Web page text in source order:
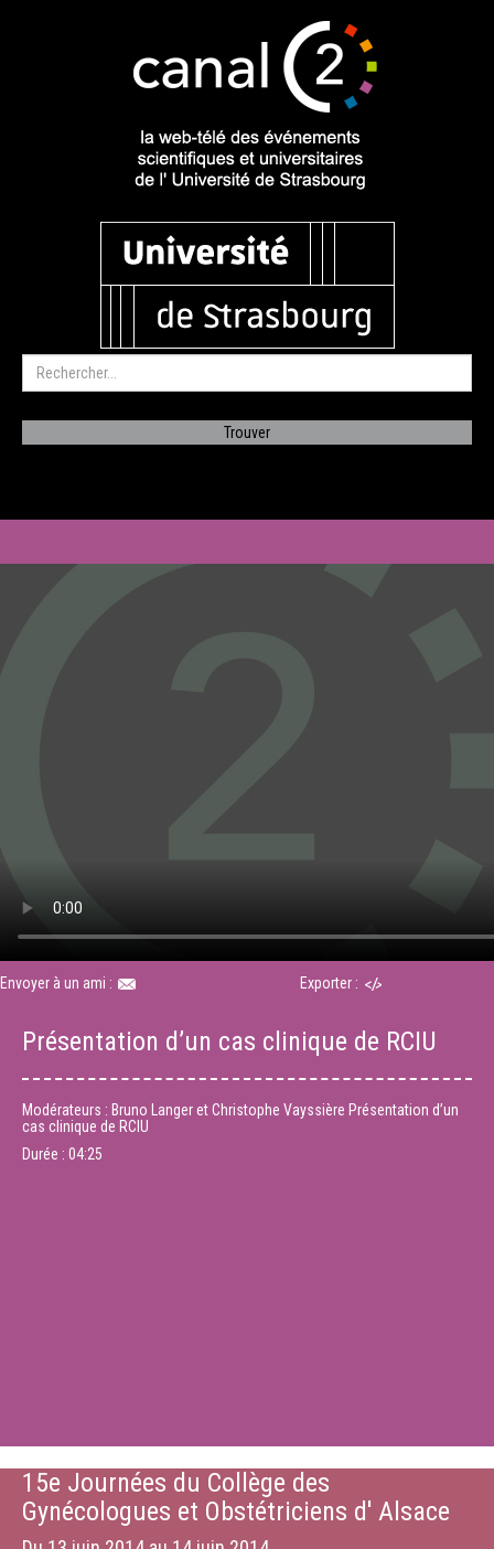
Envoyer à un ami : Exporter :
Présentation d’un cas clinique de RCIU
Modérateurs : Bruno Langer et Christophe Vayssière Présentation d’un
cas clinique de RCIU
Durée : 04:25
15e Journées du Collège des
Gynécologues et Obstétriciens d' Alsace